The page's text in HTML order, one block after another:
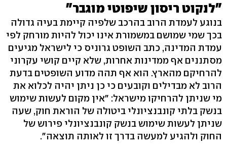
"לנקוט ריסון שיפוטי מוגבר"
בנוגע לעמדת הרוב בהרכב שלפיה קיימת בעיה גדולה
בכך שמי שמושם במשמורת אינו יכול להיות מורחק לפי
עמדת המדינה, כתב השופט גרוניס כי לישראל מגיעים
מסתננים אף ממדינות אחרות, שלא קיים קושי עקרוני
להרחיקם מהארץ. הוא אף תהה מדוע השופטים בדעת
הרוב לא מבדילים וקובעים כי כן ניתן יהיה לכלוא את
מי שניתן להרחיקו מישראל: "אין מקום לעשות שימוש
בנשק בלתי קונבנציונלי ביטולה של הוראת חוק, שעה
שניתן לעשות שימוש בנשק קונבנציונלי פירוש של
החוק ולהגיע למעשה בדרך זו לאותה תוצאה".